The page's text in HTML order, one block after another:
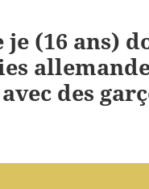
(16 ans)
des